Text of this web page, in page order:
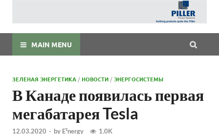
MAIN MENU
ЗЕЛЕНАЯ ЭНЕРГЕТИКА /НОВОСТИ /ЭНЕРГОСИСТЕМЫ
В Канаде появилась первая
мегабатарея Tesla
12.03.2020 - by E²nergy 1.0K